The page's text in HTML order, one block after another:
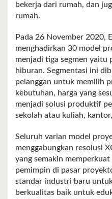
bekerja dari rumah, dan
rumah.
Pada 26 November 2020,
menghadirkan 30 model
menjadi tiga segmen yaitu
hiburan. Segmentasi ini
pelanggan untuk memilih
kebutuhan, harga yang
menjadi solusi produktif
sekolah atau kuliah,
Seluruh varian model
menggabungkan resolusi
yang semakin memperkuat
pemimpin di pasar
standar industri baru
berkualitas baik untuk